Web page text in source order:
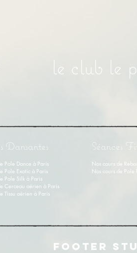
le club le
Dansantes
Pole Dance à Paris
Pole Exotic à Paris
Pole Silk à Paris
Cerceau aérien à Paris
Tissu aérien à Paris
Séances
Nos cours de
Nos cours de Pole
FOOTER